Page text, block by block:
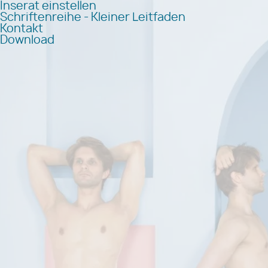
Inserat einstellen
Schriftenreihe - Kleiner Leitfaden
Kontakt
Download